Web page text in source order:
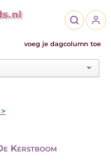
voeg je dagcolumn toe
Kerstboom